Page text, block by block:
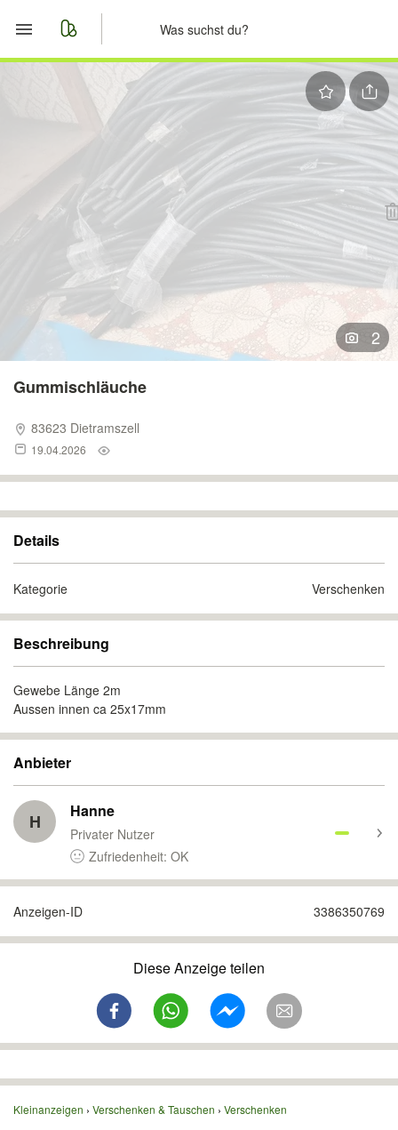
Merkliste
Nachrichten
Anzeige aufgeben
2
Gummischläuche
83623 Dietramszell
19.04.2026
Details
Kategorie Verschenken
Beschreibung
Gewebe Länge 2m
Aussen innen ca 25x17mm
Anbieter
H Hanne
Privater Nutzer
Zufriedenheit: OK
Anzeigen-ID 3386350769
Diese Anzeige teilen
Kleinanzeigen Verschenken & Tauschen Verschenken